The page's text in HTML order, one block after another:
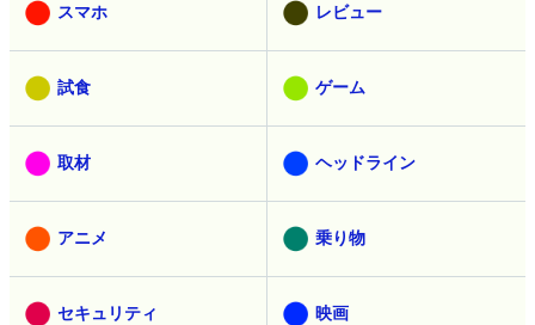
スマホ レビュー
試食 ゲーム
取材 ヘッドライン
アニメ 乗り物
セキュリティ 映画